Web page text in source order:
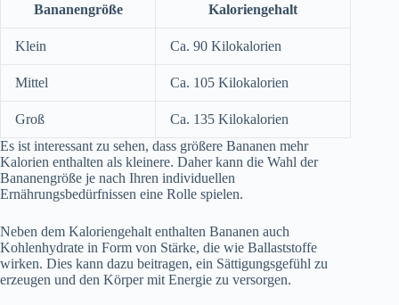
Bananengröße Kaloriengehalt
Klein Ca. 90 Kilokalorien
Mittel Ca. 105 Kilokalorien
Groß
Ca. 135 Kilokalorien
Es ist interessant zu sehen, dass größere Bananen mehr
Kalorien enthalten als kleinere. Daher kann die Wahl der
Bananengröße je nach Ihren individuellen
Ernährungsbedürfnissen eine Rolle spielen.
Neben dem Kaloriengehalt enthalten Bananen auch
Kohlenhydrate in Form von Stärke, die wie Ballaststoffe
wirken. Dies kann dazu beitragen, ein Sättigungsgefühl zu
erzeugen und den Körper mit Energie zu versorgen.